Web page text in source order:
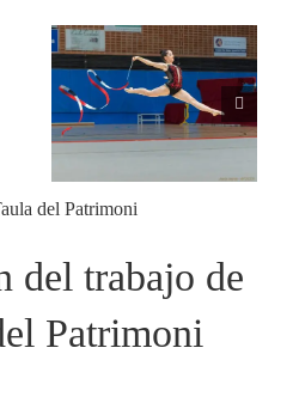
Xerrada de Xavi Llop:
Què puc fotografiar i
què no
del Patrimoni
del trabajo de
Patrimoni